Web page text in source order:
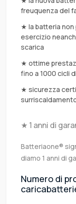
freuquenza del
★ la batteria
esercizio
scarica
★ ottime
fino a 1000 cicli
★ sicurezza
★ 1 anni di
Batteriaone®
diamo 1 anni di
Numero di